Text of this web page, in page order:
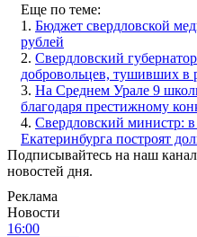
Еще по теме:
1. Бюджет свердловской
рублей
2. Свердловский
добровольцев, тушивших
3. На Среднем Урале 9
благодаря престижному
4. Свердловский министр:
Екатеринбурга построят
Подписывайтесь на наш
новостей дня.
Реклама
Новости
16:00